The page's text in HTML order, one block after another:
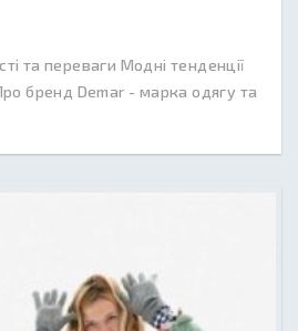
та переваги Модні тенденції
бренд Demar - марка одягу та